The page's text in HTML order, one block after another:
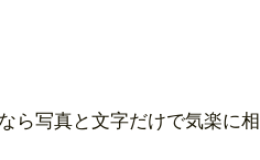
ら写真と文字だけで気楽に相